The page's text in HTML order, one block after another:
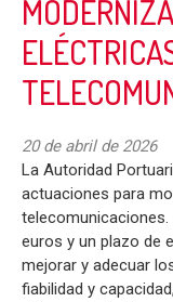
20 de abril de 2026
La Autoridad
actuaciones para
telecomunicaciones.
euros y un plazo de
mejorar y adecuar
fiabilidad y